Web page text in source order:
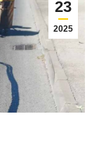
23
2025